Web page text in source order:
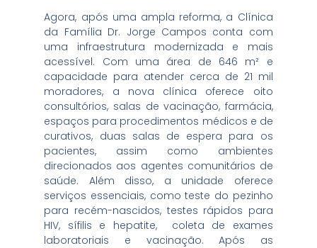
Agora, após uma ampla reforma, a Clínica
da Família Dr. Jorge Campos conta com
uma infraestrutura modernizada e mais
acessível. Com uma área de 646 m² e
capacidade para atender cerca de 21 mil
moradores, a nova clínica oferece oito
consultórios, salas de vacinação, farmácia,
espaços para procedimentos médicos e de
curativos, duas salas de espera para os
pacientes, assim como ambientes
direcionados aos agentes comunitários de
saúde. Além disso, a unidade oferece
serviços essenciais, como teste do pezinho
para recém-nascidos, testes rápidos para
HIV, sífilis e hepatite, coleta de exames
laboratoriais e vacinação. Após as